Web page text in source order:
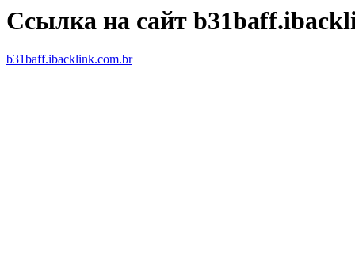
Ссылка на сайт
b31baff.ibacklink.com.br